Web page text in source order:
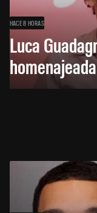
HACE 8 HORAS
Luca